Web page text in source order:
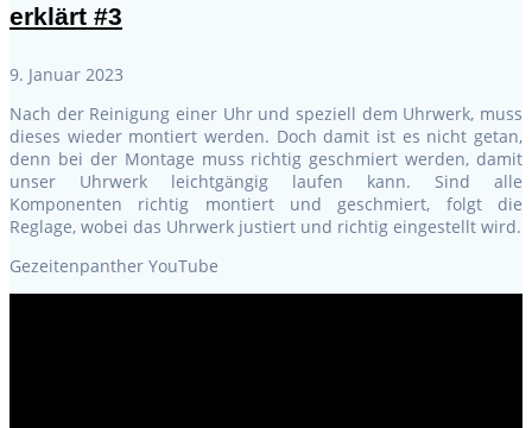
erklärt #3
9. Januar 2023
Nach der Reinigung einer Uhr und speziell dem Uhrwerk, muss
dieses wieder montiert werden. Doch damit ist es nicht getan,
denn bei der Montage muss richtig geschmiert werden, damit
unser Uhrwerk leichtgängig laufen kann. Sind alle
Komponenten richtig montiert und geschmiert, folgt die
Reglage, wobei das Uhrwerk justiert und richtig eingestellt wird.
Gezeitenpanther YouTube